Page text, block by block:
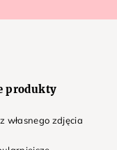
produkty
własnego zdjęcia